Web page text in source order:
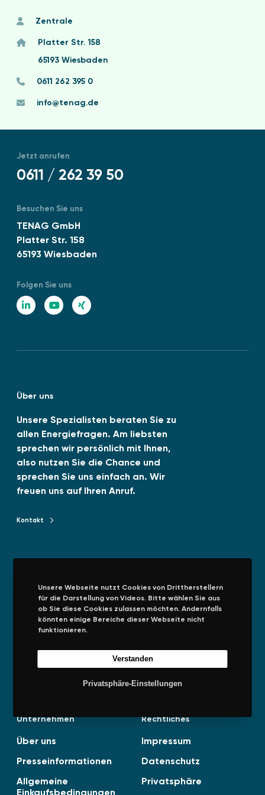
Zentrale
Platter Str. 158
65193 Wiesbaden
0611 262 395 0
info@tenag.de
Jetzt anrufen
0611 / 262 39 50
Besuchen Sie uns
TENAG GmbH
Platter Str. 158
65193 Wiesbaden
Folgen Sie uns
L
d
I
n
Y
e
X
Über uns
Unsere Spezialisten beraten Sie zu
allen Energiefragen. Am liebsten
sprechen wir persönlich mit Ihnen,
also nutzen Sie die Chance und
sprechen Sie uns einfach an. Wir
freuen uns auf Ihren Anruf.
Kontakt
Audits und
Energiedienstleistunge
Energiestrategie
Managementsysteme
BAFA Förderung
Spitzenausgleich
(SPAEFV)
Unternehmen
Über uns
Presseinformationen
Allgemeine
Rechtliches
Impressum
Datenschutz
Privatsphäre
Unsere Webseite nutzt Cookies von Drittherstellern
für die Darstellung von Videos. Bitte wählen Sie aus
ob Sie diese Cookies zulassen möchten. Andernfalls
könnten einige Bereiche dieser Webseite nicht
funktionieren.
Privatsphäre-Einstellungen
Verstanden